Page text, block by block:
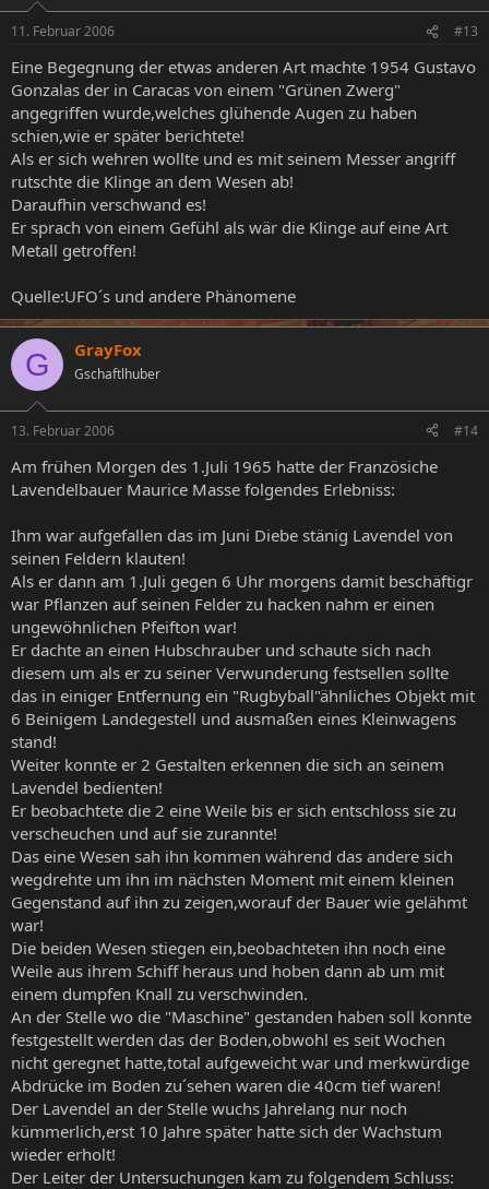
11. Februar 2006 #13
Eine Begegnung der etwas anderen Art machte 1954 Gustavo
Gonzalas der in Caracas von einem "Grünen Zwerg"
angegriffen wurde,welches glühende Augen zu haben
schien,wie er später berichtete!
Als er sich wehren wollte und es mit seinem Messer angriff
rutschte die Klinge an dem Wesen ab!
Daraufhin verschwand es!
Er sprach von einem Gefühl als wär die Klinge auf eine Art
Metall getroffen!
Quelle:UFO´s und andere Phänomene
G GrayFox
Gschaftlhuber
13. Februar 2006 #14
Am frühen Morgen des 1.Juli 1965 hatte der Französiche
Lavendelbauer Maurice Masse folgendes Erlebniss:
Ihm war aufgefallen das im Juni Diebe stänig Lavendel von
seinen Feldern klauten!
Als er dann am 1.Juli gegen 6 Uhr morgens damit beschäftigr
war Pflanzen auf seinen Felder zu hacken nahm er einen
ungewöhnlichen Pfeifton war!
Er dachte an einen Hubschrauber und schaute sich nach
diesem um als er zu seiner Verwunderung festsellen sollte
das in einiger Entfernung ein "Rugbyball"ähnliches Objekt mit
6 Beinigem Landegestell und ausmaßen eines Kleinwagens
stand!
Weiter konnte er 2 Gestalten erkennen die sich an seinem
Lavendel bedienten!
Er beobachtete die 2 eine Weile bis er sich entschloss sie zu
verscheuchen und auf sie zurannte!
Das eine Wesen sah ihn kommen während das andere sich
wegdrehte um ihn im nächsten Moment mit einem kleinen
Gegenstand auf ihn zu zeigen,worauf der Bauer wie gelähmt
war!
Die beiden Wesen stiegen ein,beobachteten ihn noch eine
Weile aus ihrem Schiff heraus und hoben dann ab um mit
einem dumpfen Knall zu verschwinden.
An der Stelle wo die "Maschine" gestanden haben soll konnte
festgestellt werden das der Boden,obwohl es seit Wochen
nicht geregnet hatte,total aufgeweicht war und merkwürdige
Abdrücke im Boden zu´sehen waren die 40cm tief waren!
Der Lavendel an der Stelle wuchs Jahrelang nur noch
kümmerlich,erst 10 Jahre später hatte sich der Wachstum
wieder erholt!
Der Leiter der Untersuchungen kam zu folgendem Schluss: